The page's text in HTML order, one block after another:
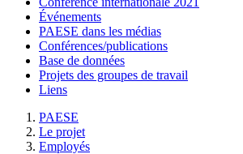
Événements
PAESE dans les médias
Conférences/publications
Base de données
Projets des groupes de travail
Liens
PAESE
Le projet
Employés